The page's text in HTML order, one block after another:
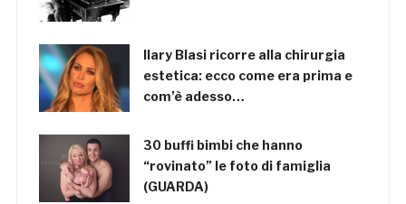
Ilary Blasi ricorre alla chirurgia
estetica: ecco come era prima e
com’è adesso…
30 buffi bimbi che hanno
“rovinato” le foto di famiglia
(GUARDA)